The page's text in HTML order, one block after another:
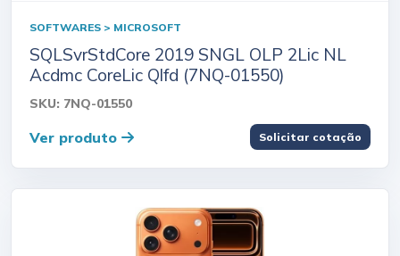
SOFTWARES > MICROSOFT
SQLSvrStdCore 2019 SNGL OLP 2Lic NL
Acdmc CoreLic Qlfd (7NQ-01550)
SKU: 7NQ-01550
Ver produto Solicitar cotação